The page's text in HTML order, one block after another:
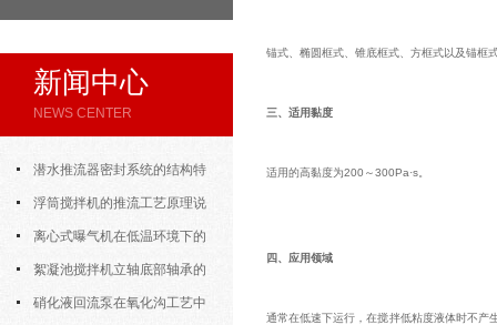
新闻中心
NEWS CENTER
潜水推流器密封系统的结构特
点与渗漏故障处理
浮筒搅拌机的推流工艺原理说
明 离心式曝气机在低温环境下的
运行特性与防冻措施
絮凝池搅拌机立轴底部轴承的
密封防水与免维护设计
硝化液回流泵在氧化沟工艺中
锚式、椭圆框式、锥底框式、方框式以及锚框
三、适用黏度
适用的高黏度为200～300Pa·s。
四、应用领域
通常在低速下运行，在搅拌低粘度液体时不产